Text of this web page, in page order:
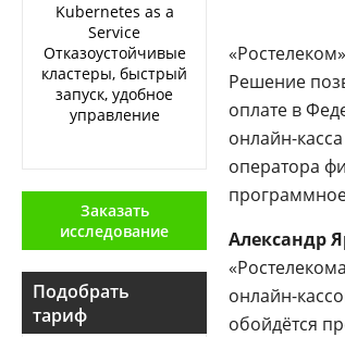
Личный
кабинет
проекте
Аналитика
Конференции
Техника
Kubernetes as a
Service
Отказоустойчивые
кластеры, быстрый
запуск, удобное
управление
Заказать
исследование
Подобрать
тариф
Решение
оплате в
онлайн-
оператора
Александр
онлайн-
обойдётся